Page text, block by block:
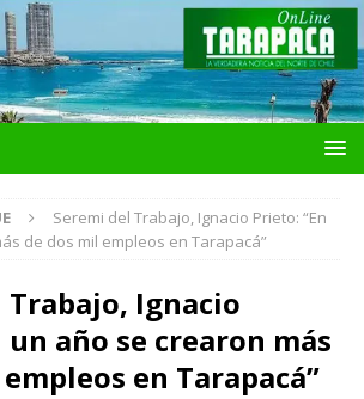
Seremi del Trabajo, Ignacio Prieto: “En
de dos mil empleos en Tarapacá”
Trabajo, Ignacio
un año se crearon más
en Tarapacá”